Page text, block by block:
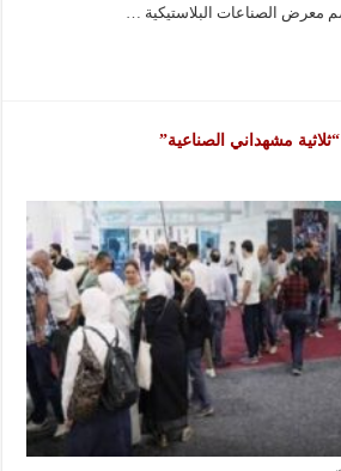
معرض الصناعات البلاستيكية …
مشهداني الصناعية”